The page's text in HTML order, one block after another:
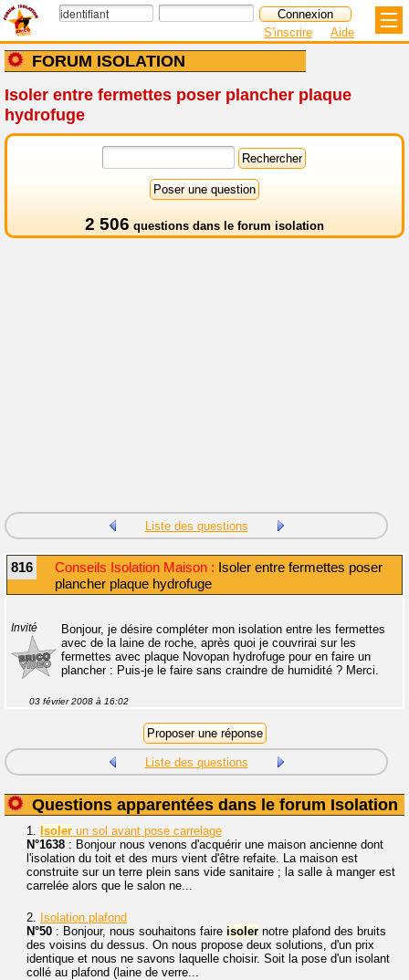
FORUM ISOLATION
S'inscrire Aide
Isoler entre fermettes poser plancher plaque
hydrofuge
2 506 questions dans le forum isolation
Liste des questions
816 Conseils Isolation Maison : Isoler entre fermettes poser
plancher plaque hydrofuge
Invité
Bonjour, je désire compléter mon isolation entre les fermettes
avec de la laine de roche, après quoi je couvrirai sur les
fermettes avec plaque Novopan hydrofuge pour en faire un
plancher : Puis-je le faire sans craindre de humidité ? Merci.
03 février 2008 à 16:02
Liste des questions
Questions apparentées dans le forum Isolation
1. Isoler un sol avant pose carrelage
N°1638 : Bonjour nous venons d'acquérir une maison ancienne dont
l'isolation du toit et des murs vient d'être refaite. La maison est
construite sur un terre plein sans vide sanitaire ; la salle à manger est
carrelée alors que le salon ne...
2. Isolation plafond
N°50 : Bonjour, nous souhaitons faire isoler notre plafond des bruits
des voisins du dessus. On nous propose deux solutions, d'un prix
identique et nous ne savons laquelle choisir. Soit la pose d'un isolant
collé au plafond (laine de verre...